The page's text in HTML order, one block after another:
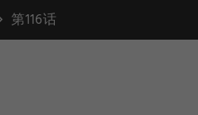
第116话